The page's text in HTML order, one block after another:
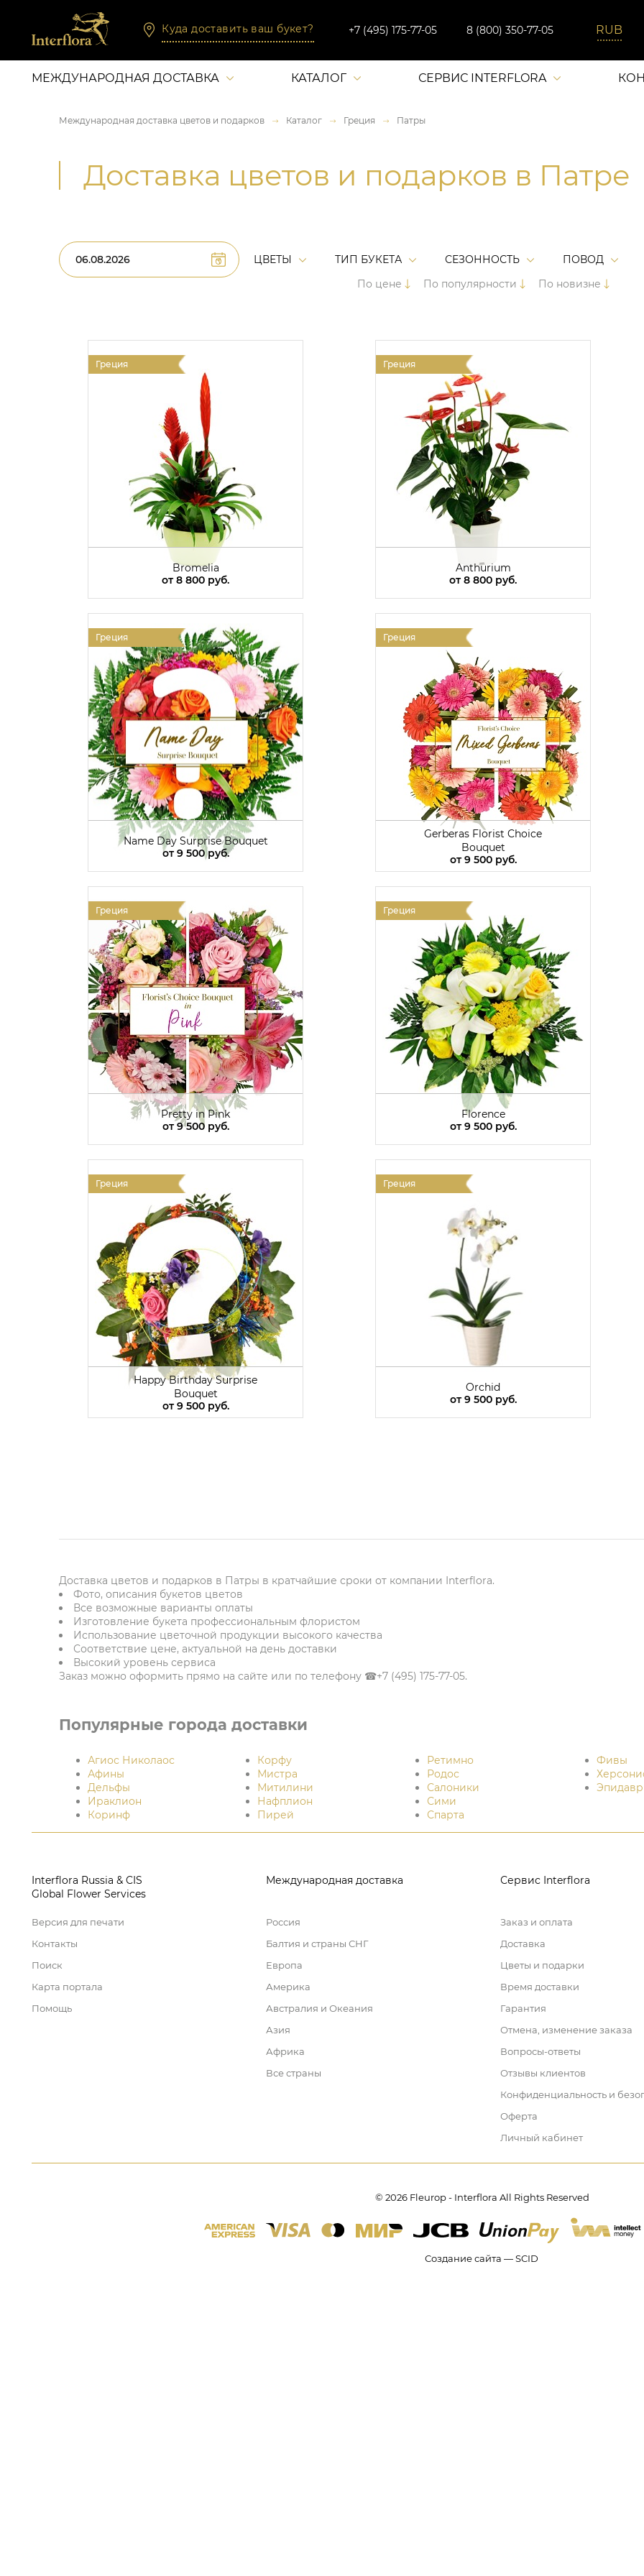
Куда доставить ваш букет? +7 (495) 175-77-05 8 (800) 350-77-05
МЕЖДУНАРОДНАЯ ДОСТАВКА КАТАЛОГ СЕРВИС INTERFLORA
Международная доставка цветов и подарков Каталог Греция Патры
Доставка цветов и подарков в Патре
ЦВЕТЫ ТИП БУКЕТА СЕЗОННОСТЬ ПОВОД
По цене
По популярности По новизне
Греция
Bromelia
от8 800 руб.
Греция
Anthurium
от8 800 руб.
Греция
Name Day Surprise Bouquet
от9 500 руб.
Греция
Gerberas Florist Choice
Bouquet
от9 500 руб.
Греция
Pretty in Pink
от9 500 руб.
Греция
Florence
от9 500 руб.
Греция
Happy Birthday Surprise
Bouquet
от9 500 руб.
Греция
Orchid
от9 500 руб.
Доставка цветов и подарков в Патры в кратчайшие сроки от компании Interflora.
Фото, описания букетов цветов
Все возможные варианты оплаты
Изготовление букета профессиональным флористом
Использование цветочной продукции высокого качества
Соответствие цене, актуальной на день доставки
Высокий уровень сервиса
Заказ можно оформить прямо на сайте или по телефону ☎+7 (495) 175-77-05.
Популярные города доставки
Агиос Николаос
Афины
Дельфы
Ираклион
Коринф
Корфу
Мистра
Митилини
Нафплион
Пирей
Ретимно
Родос
Салоники
Сими
Спарта
Фивы
Эпидавр
Interflora Russia & CIS
Global Flower Services
Версия для печати
Контакты
Поиск
Карта портала
Помощь
Международная доставка
Россия
Балтия и страны СНГ
Европа
Америка
Австралия и Океания
Азия
Африка
Все страны
Сервис Interflora
Заказ и оплата
Доставка
Цветы и подарки
Время доставки
Гарантия
Отмена, изменение заказа
Вопросы-ответы
Отзывы клиентов
Конфиденциальность и
Оферта
Личный кабинет
© 2026 Fleurop - Interflora All Rights Reserved
Создание сайта — SCID